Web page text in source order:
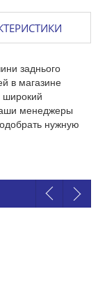
заднього
в магазине
широкий
менеджеры
нужную